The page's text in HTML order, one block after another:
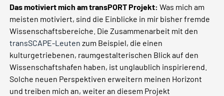
Das motiviert mich am transPORT Projekt:Was mich am
meisten motiviert, sind die Einblicke in mir bisher fremde
Wissenschaftsbereiche. Die Zusammenarbeit mit den
transSCAPE-Leuten zum Beispiel, die einen
kulturgetriebenen, raumgestalterischen Blick auf den
Wissenschaftshafen haben, ist unglaublich inspirierend.
Solche neuen Perspektiven erweitern meinen Horizont
und treiben mich an, weiter an diesem Projekt